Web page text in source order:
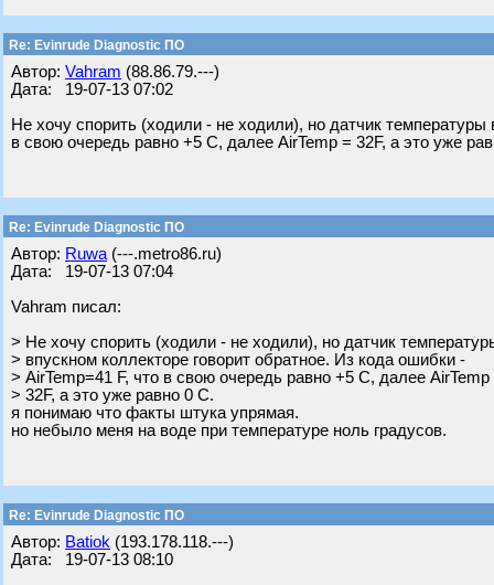
Re: Evinrude Diagnostic ПО
Автор: Vahram (88.86.79.---)
Дата: 19-07-13 07:02
Не хочу спорить (ходили - не ходили), но датчик
в свою очередь равно +5 С, далее AirTemp = 32F, а это уже
Re: Evinrude Diagnostic ПО
Автор: Ruwa (---.metro86.ru)
Дата: 19-07-13 07:04
Vahram писал:
> Не хочу спорить (ходили - не ходили), но датчик
> впускном коллекторе говорит обратное. Из кода ошибки -
> AirTemp=41 F, что в свою очередь равно +5 С, далее AirTemp
> 32F, а это уже равно 0 С.
я понимаю что факты штука упрямая.
но небыло меня на воде при температуре ноль градусов.
Re: Evinrude Diagnostic ПО
Автор: Batiok (193.178.118.---)
Дата: 19-07-13 08:10